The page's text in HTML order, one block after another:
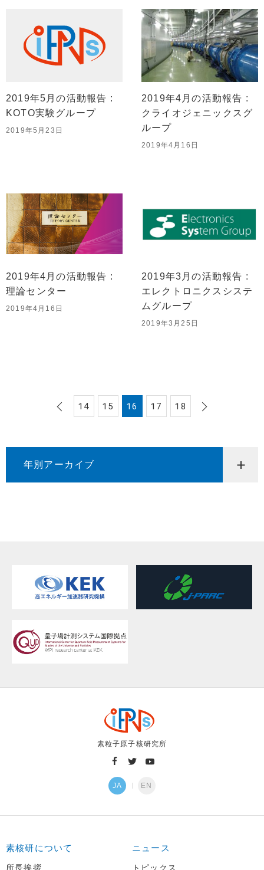
年別アーカイブ
2019年5月の活動報告 :
KOTO実験グループ
2019年5月23日
2019年4月の活動報告 :
クライオジェニックスグ
ループ
2019年4月16日
2019年4月の活動報告 :
理論センター
2019年4月16日
2019年3月の活動報告 :
エレクトロニクスシステ
ムグループ
2019年3月25日
14 15 16 17 18
素粒子原子核研究所
JA EN
素核研について
所長挨拶
ニュース
トピックス